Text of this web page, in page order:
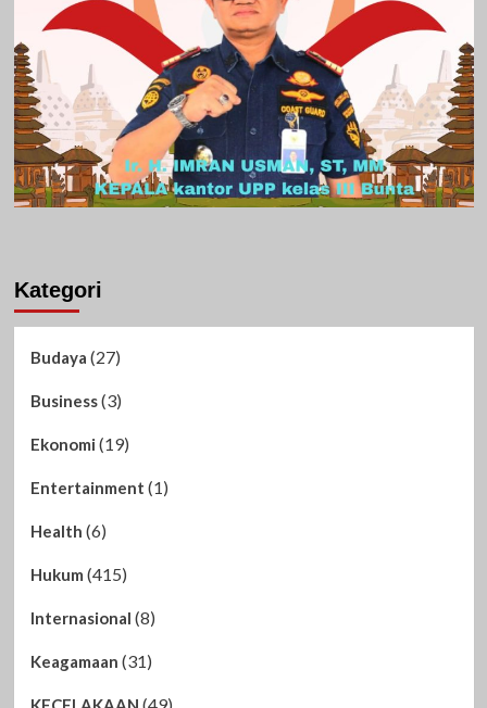
Kategori
Budaya (27)
Business(3)
Ekonomi (19)
Entertainment (1)
Health (6)
Hukum (415)
Internasional (8)
Keagamaan (31)
(49)